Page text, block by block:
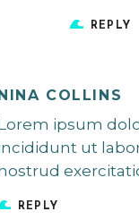
REPLY
COLLINS
ipsum
ut
REPLY